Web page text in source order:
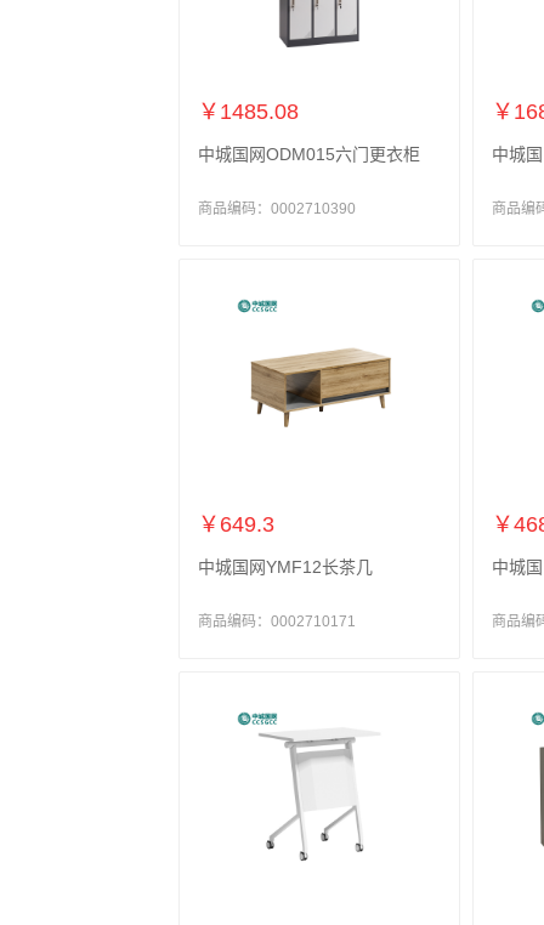
￥1485.08
中城国网ODM015六门更衣柜
商品编码：0002710390
￥
中城
商品编
￥649.3
中城国网YMF12长茶几
商品编码：0002710171
￥
中城
商品编